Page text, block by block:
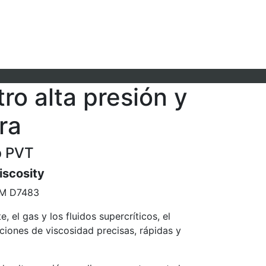
alta presión y
PVT
D7483
el gas y los fluidos supercríticos, el
de viscosidad precisas, rápidas y